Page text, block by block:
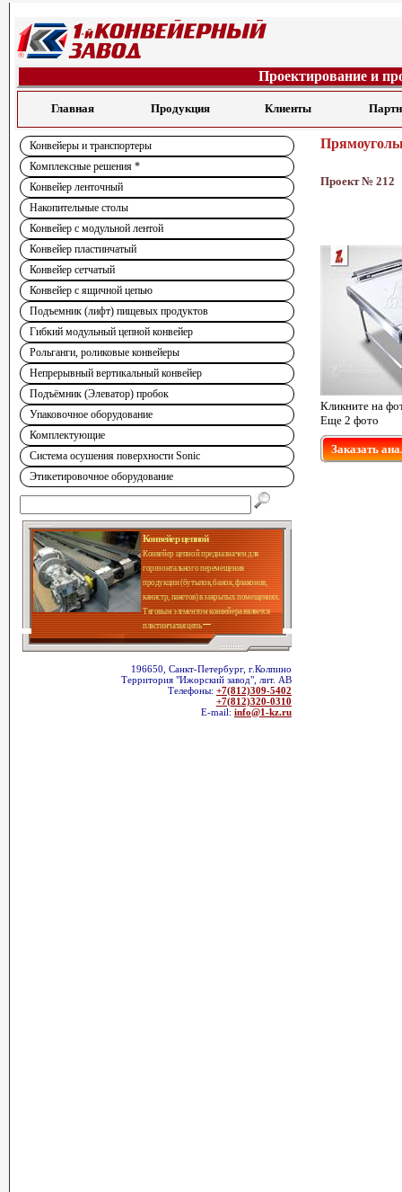
Проектирование и
Главная Продукция Клиенты
Конвейеры и транспортеры
Комплексные решения *
Конвейер ленточный
Накопительные столы
Конвейер с модульной лентой
Конвейер пластинчатый
Конвейер сетчатый
Конвейер с ящичной цепью
Подъемник (лифт) пищевых продуктов
Гибкий модульный цепной конвейер
Рольганги, роликовые конвейеры
Непрерывный вертикальный конвейер
Подъёмник (Элеватор) пробок
Упаковочное оборудование
Комплектующие
Система осушения поверхности Sonic
Этикетировочное оборудование
Конвейер цепной
Конвейер цепной предназначен для
горизонтального перемещения
продукции (бутылок, банок, флаконов,
канистр, пакетов) в закрытых помещениях.
Тяговым элементом конвейера является
пластинчатая цепь
196650, Санкт-Петербург, г.Колпино
Территория "Ижорский завод", лит. АВ
Телефоны: +7(812)309-5402
+7(812)320-0310
E-mail: info@1-kz.ru
Проект № 212
Кликните на
Еще 2 фото
Заказать